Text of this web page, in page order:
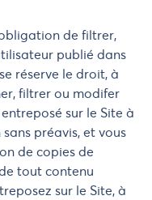
de filtrer,
publié dans
réserve le droit, à
filtrer ou modifer
sur le Site à
préavis, et vous
de copies de
tout contenu
sur le Site, à